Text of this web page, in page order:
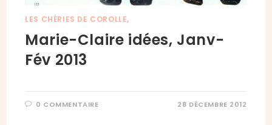
LES CHÉRIES DE COROLLE,
Marie-Claire idées, Janv-
Fév 2013
0 COMMENTAIRE 28 DÉCEMBRE 2012